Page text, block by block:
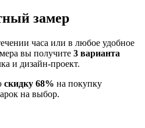
замер
часа или в любое удобное
вы получите 3 варианта
и дизайн-проект.
скидку 68% на покупку
на выбор.